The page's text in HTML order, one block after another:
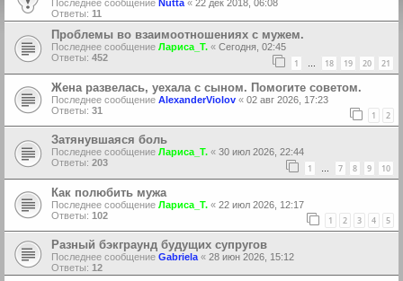
Последнее сообщение Nutta « 22 дек 2018, 06:08
Ответы: 11
Проблемы во взаимоотношениях с мужем.
Последнее сообщение Лариса_Т. « Сегодня, 02:45
Ответы: 452 1 18 19 20 21
Жена развелась, уехала с сыном. Помогите советом.
Последнее сообщение AlexanderViolov « 02 авг 2026, 17:23
Ответы: 31 1 2
Затянувшаяся боль
Последнее сообщение Лариса_Т. « 30 июл 2026, 22:44
Ответы: 203 1 … 7 8 9 10
Как полюбить мужа
Последнее сообщение Лариса_Т. « 22 июл 2026, 12:17
Ответы: 102 1 2 3 4 5
Разный бэкграунд будущих супругов
Последнее сообщение Gabriela« 28 июн 2026, 15:12
Ответы: 12